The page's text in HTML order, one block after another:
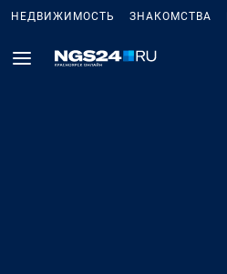
НЕДВИЖИМОСТЬ ЗНАКОМСТВА